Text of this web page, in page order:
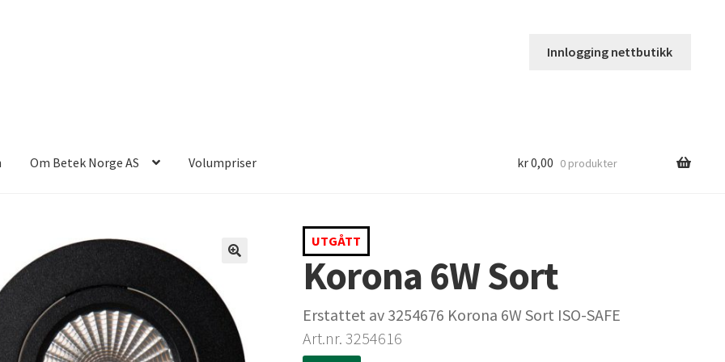
Innlogging nettbutikk
Om Betek Norge AS Volumpriser kr0,00 0 produkter
UTGÅTT
Korona 6W Sort
Erstattet av 3254676 Korona 6W Sort ISO-SAFE
Art.nr. 3254616